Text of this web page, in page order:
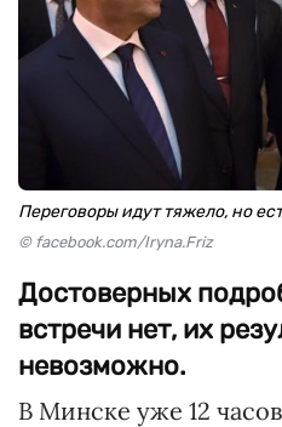
Переговоры идут тяжело, но
© facebook.com/Iryna.Friz
Достоверных
встречи нет, их
невозможно.
В Минске уже 12